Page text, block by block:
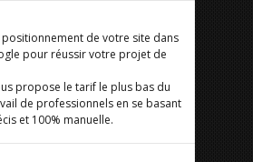
de votre site dans
pour réussir votre projet de
propose le tarif le plus bas du
de professionnels en se basant
et 100% manuelle.